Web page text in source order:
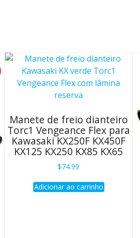
Manete de freio dianteiro
Torc1 Vengeance Flex para
Kawasaki KX250F KX450F
KX125 KX250 KX85 KX65
$74.99
Adicionar ao carrinho